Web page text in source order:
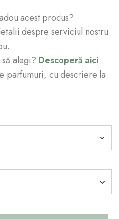
acest produs?
despre serviciul nostru
alegi? Descoperă aici
parfumuri, cu descriere la